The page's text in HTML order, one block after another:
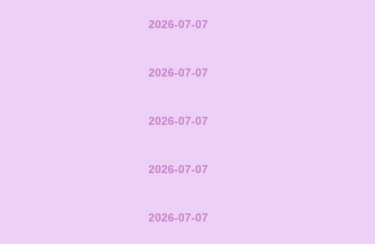
2026-07-07
2026-07-07
2026-07-07
2026-07-07
2026-07-07